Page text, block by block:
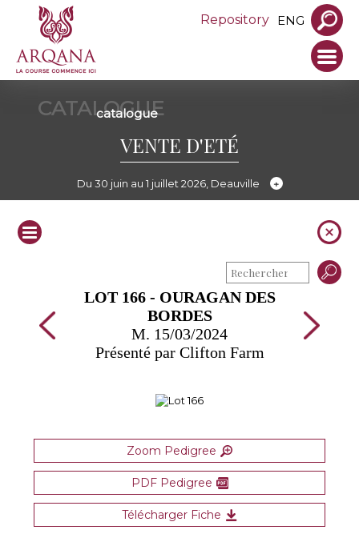
Repository ENG
CATALOGUE
catalogue
VENTE D'ETÉ
Du 30 juin au 1 juillet 2026, Deauville
LOT 166 - OURAGAN DES
BORDES
M. 15/03/2024
Présenté par Clifton Farm
Zoom Pedigree
PDF Pedigree
Télécharger Fiche